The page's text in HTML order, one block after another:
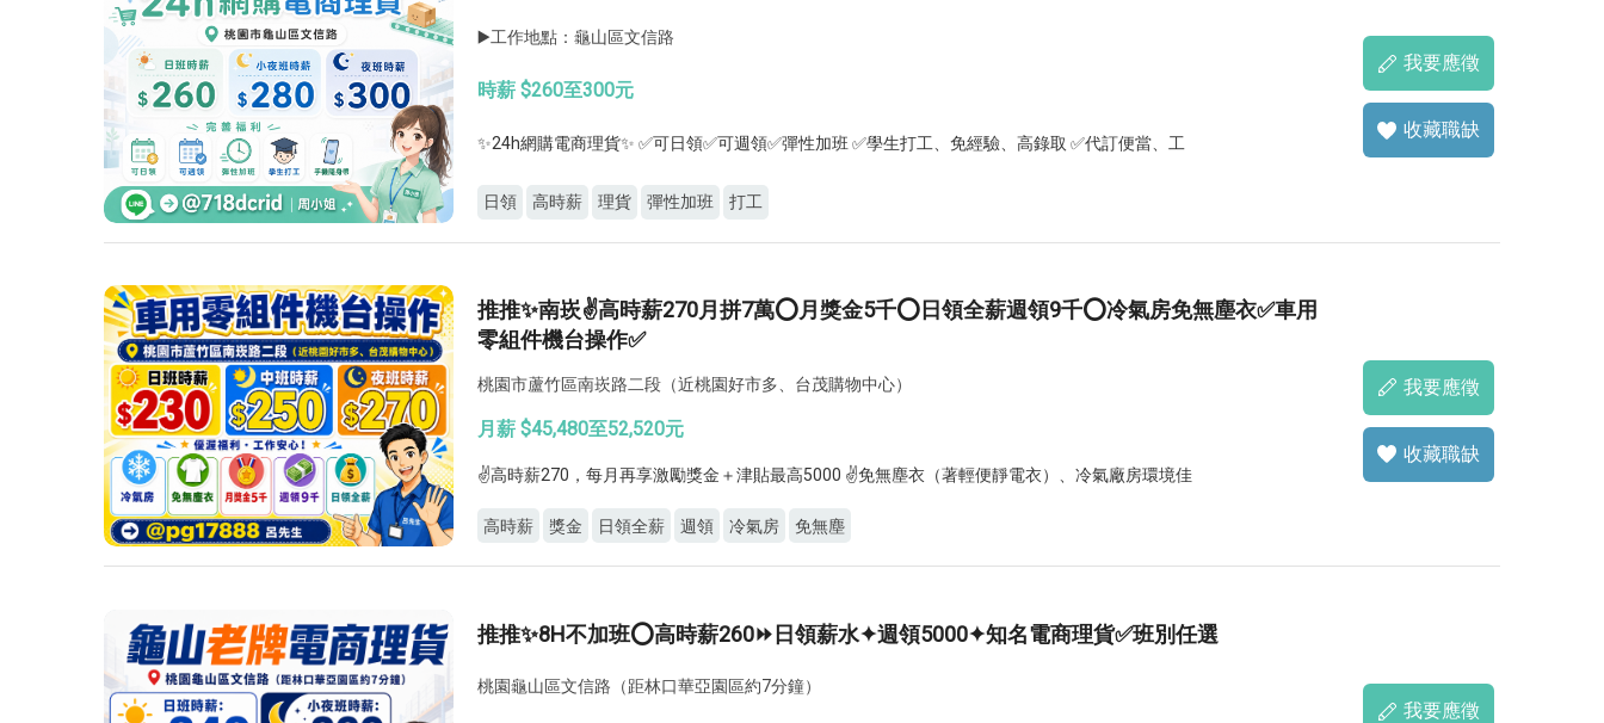
▶️工作地點：龜山區文信路
時薪 $260至300元
✨24h網購電商理貨✨ ✅可日領✅可週領✅彈性加班 ✅學生打工、免經驗、高錄取 ✅代訂便當、工
日領 高時薪 理貨 彈性加班 打工
我要應徵
收藏職缺
推推✨南崁✌高時薪270月拼7萬⭕月獎金5千⭕日領全薪週領9千⭕冷氣房免無塵衣✅車用
零組件機台操作✅
桃園市蘆竹區南崁路二段（近桃園好市多、台茂購物中心）
月薪 $45,480至52,520元
✌️高時薪270，每月再享激勵獎金＋津貼最高5000 ✌️免無塵衣（著輕便靜電衣）、冷氣廠房環境佳
高時薪 獎金 日領全薪 週領 冷氣房 免無塵
我要應徵
收藏職缺
推推✨8H不加班⭕高時薪260⏩日領薪水✦週領5000✦知名電商理貨✅班別任選
桃園龜山區文信路（距林口華亞園區約7分鐘）
我要應徵